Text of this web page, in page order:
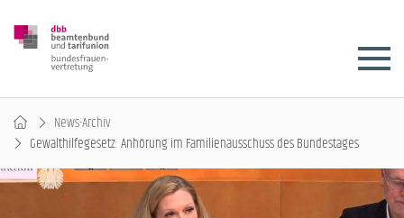
News-Archiv
Gewalthilfegesetz: Anhörung im Familienausschuss des Bundestages